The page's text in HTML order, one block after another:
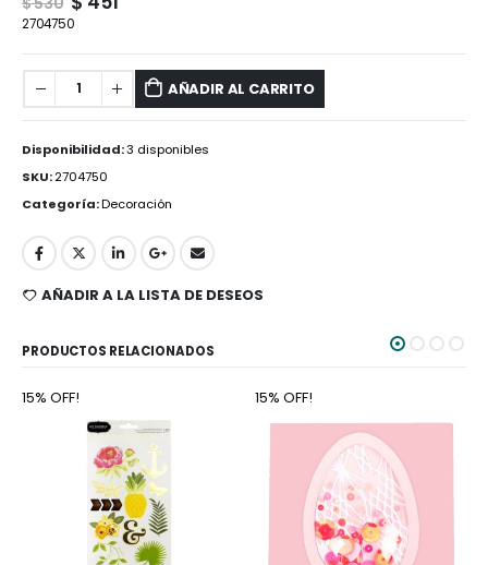
2704750
AÑADIR AL CARRITO
Disponibilidad:3 disponibles
SKU:2704750
Categoría:Decoración
AÑADIR A LA LISTA DE DESEOS
PRODUCTOS RELACIONADOS
15% OFF! 15% OFF!